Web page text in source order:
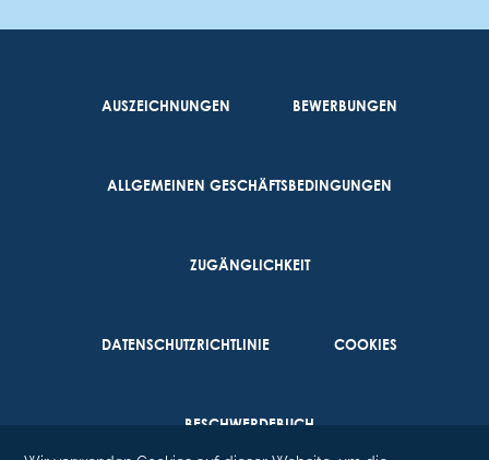
AUSZEICHNUNGEN BEWERBUNGEN
ALLGEMEINEN GESCHÄFTSBEDINGUNGEN
ZUGÄNGLICHKEIT
DATENSCHUTZRICHTLINIE COOKIES
BESCHWERDEBUCH